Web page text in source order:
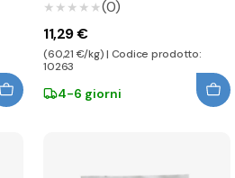
★★★★★
★★★★★(0)
11,29 €
(60,21 €/kg) | Codice prodotto:
10263
4-6 giorni